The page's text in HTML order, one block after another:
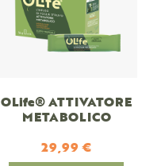
OLife® ATTIVATORE
METABOLICO
29,99 €